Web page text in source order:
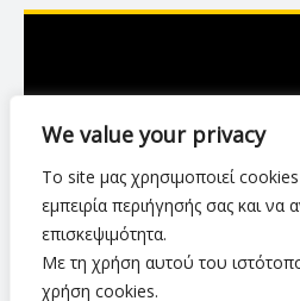
We value your privacy
Το site μας χρησιμοποιεί cookies
εμπειρία περιήγησής σας και να
επισκεψιμότητα.
Με τη χρήση αυτού του
χρήση cookies.
Πολιτική Απορρήτου •
Τρόποι & Μέθοδοι